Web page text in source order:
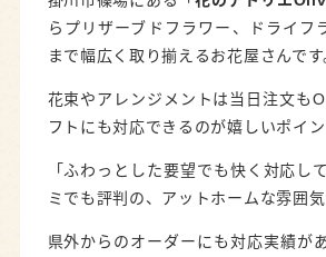
らプリザーブドフラワー、ドライフ
まで幅広く取り揃えるお花屋さんです
花束やアレンジメントは当日注文も
フトにも対応できるのが嬉しいポイン
「ふわっとした要望でも快く対応し
ミでも評判の、アットホームな雰囲気
県外からのオーダーにも対応実績が